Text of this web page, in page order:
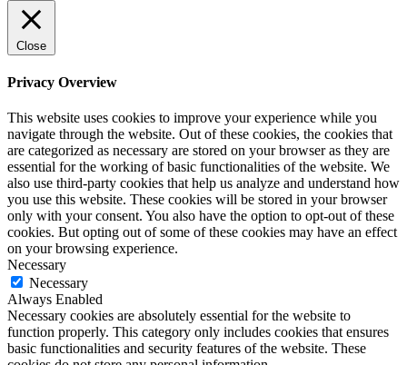
Close
Privacy Overview
This website uses cookies to improve your experience while you
navigate through the website. Out of these cookies, the cookies that
are categorized as necessary are stored on your browser as they are
essential for the working of basic functionalities of the website. We
also use third-party cookies that help us analyze and understand how
you use this website. These cookies will be stored in your browser
only with your consent. You also have the option to opt-out of these
cookies. But opting out of some of these cookies may have an effect
on your browsing experience.
Necessary
Necessary
Always Enabled
Necessary cookies are absolutely essential for the website to
function properly. This category only includes cookies that ensures
basic functionalities and security features of the website. These